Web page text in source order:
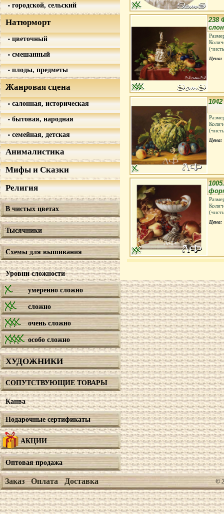
городской, сельский
Натюрморт
цветочный
смешанный
плоды, предметы
Жанровая сцена
салонная, историческая
бытовая, народная
семейная, детская
Анималистика
Мифы и Сказки
Религия
В чистых цветах
Тысячники
Схемы для вышивания
Уровни сложности
умеренно сложно
сложно
очень сложно
особо сложно
ХУДОЖНИКИ
СОПУТСТВУЮЩИЕ ТОВАРЫ
Канва
Подарочные сертификаты
АКЦИИ
Оптовая продажа
238
Цена:
Цена:
Цена:
Заказ Оплата Доставка ©